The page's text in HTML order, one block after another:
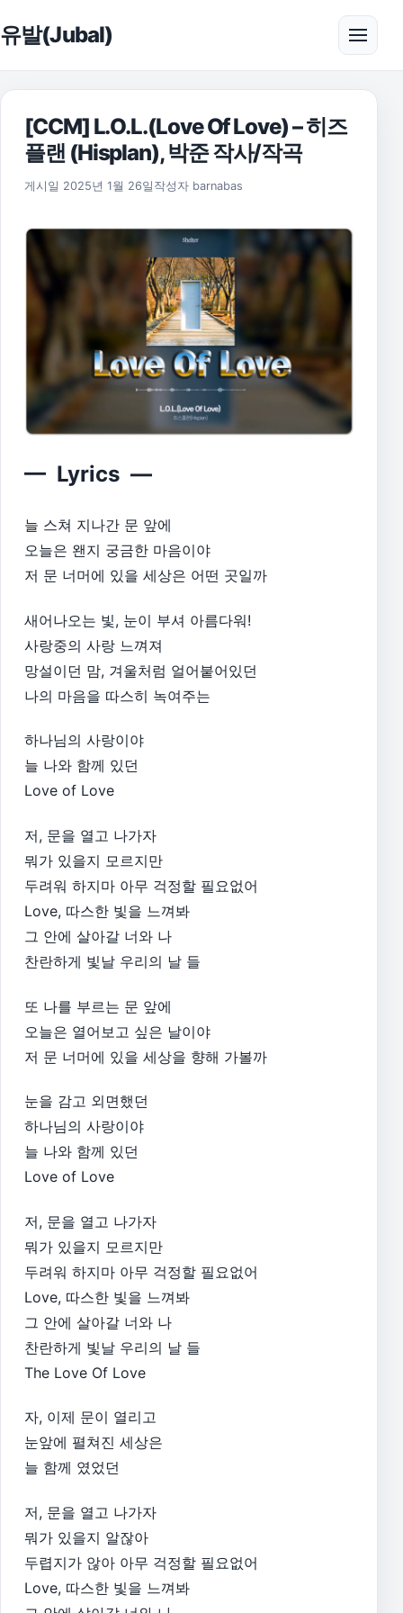
유발(Jubal) 메뉴
[CCM] L.O.L.(Love Of Love) – 히즈
플랜 (Hisplan), 박준 작사/작곡
게시일 2025년 1월 26일 작성자 barnabas
— Lyrics —
늘 스쳐 지나간 문 앞에
오늘은 왠지 궁금한 마음이야
저 문 너머에 있을 세상은 어떤 곳일까
새어나오는 빛, 눈이 부셔 아름다워!
사랑중의 사랑 느껴져
망설이던 맘, 겨울처럼 얼어붙어있던
나의 마음을 따스히 녹여주는
하나님의 사랑이야
늘 나와 함께 있던
Love of Love
저, 문을 열고 나가자
뭐가 있을지 모르지만
두려워 하지마 아무 걱정할 필요없어
Love, 따스한 빛을 느껴봐
그 안에 살아갈 너와 나
찬란하게 빛날 우리의 날 들
또 나를 부르는 문 앞에
오늘은 열어보고 싶은 날이야
저 문 너머에 있을 세상을 향해 가볼까
눈을 감고 외면했던
하나님의 사랑이야
늘 나와 함께 있던
Love of Love
저, 문을 열고 나가자
뭐가 있을지 모르지만
두려워 하지마 아무 걱정할 필요없어
Love, 따스한 빛을 느껴봐
그 안에 살아갈 너와 나
찬란하게 빛날 우리의 날 들
The Love Of Love
자, 이제 문이 열리고
눈앞에 펼쳐진 세상은
늘 함께 였었던
저, 문을 열고 나가자
뭐가 있을지 알잖아
두렵지가 않아 아무 걱정할 필요없어
Love, 따스한 빛을 느껴봐